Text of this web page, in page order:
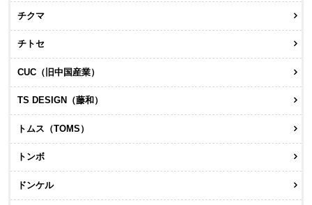
チクマ
チトセ
CUC（旧中国産業）
TS DESIGN（藤和）
トムス（TOMS）
トンボ
ドンケル